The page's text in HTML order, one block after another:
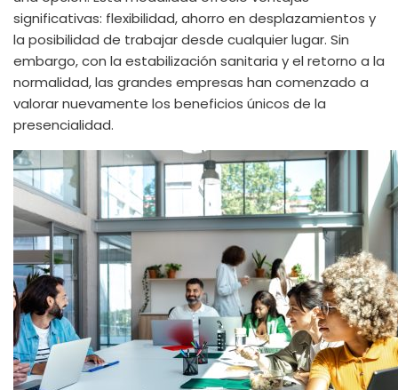
significativas: flexibilidad, ahorro en desplazamientos y
la posibilidad de trabajar desde cualquier lugar. Sin
embargo, con la estabilización sanitaria y el retorno a la
normalidad, las grandes empresas han comenzado a
valorar nuevamente los beneficios únicos de la
presencialidad.